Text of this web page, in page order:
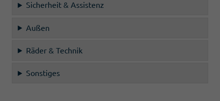
Sicherheit & Assistenz
Außen
Räder & Technik
Sonstiges